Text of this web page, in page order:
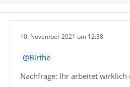
10. November 2021 um 12:38
Birthe
Nachfrage: Ihr arbeitet